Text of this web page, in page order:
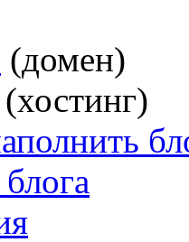
(домен)
(хостинг)